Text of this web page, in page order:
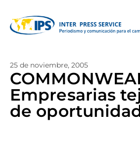
25 de noviembre, 2005
Empresarias
de